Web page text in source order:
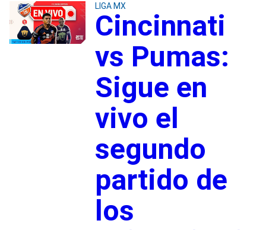
LIGA MX
Cincinnati
vs Pumas:
Sigue en
vivo el
segundo
partido de
los